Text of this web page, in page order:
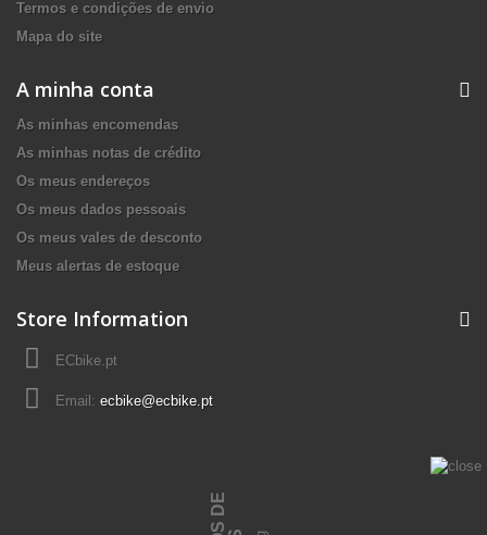
Termos e condições de envio
Mapa do site
A minha conta
As minhas encomendas
As minhas notas de crédito
Os meus endereços
Os meus dados pessoais
Os meus vales de desconto
Meus alertas de estoque
Store Information
ECbike.pt
Email: ecbike@ecbike.pt